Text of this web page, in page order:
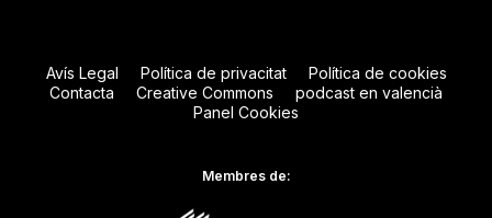
Avís Legal Política de privacitat
Política de cookies
Contacta
Creative Commons
podcast en valencià
Panel Cookies
Membres de: